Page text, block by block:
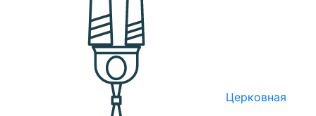
Церковная